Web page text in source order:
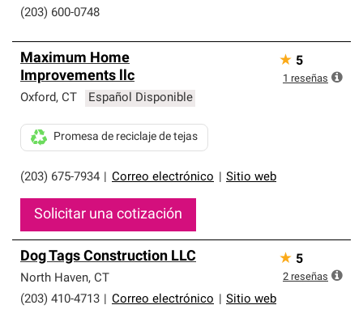
(203) 600-0748
Maximum Home
Improvements llc
Oxford, CT Español Disponible
(203) 675-7934 Correo electrónico Sitio web
Promesa de reciclaje de tejas
Solicitar una cotización
★ 5
1 reseñas
Dog Tags Construction LLC
North Haven, CT
(203) 410-4713
Correo electrónico Sitio web
★ 5
2 reseñas